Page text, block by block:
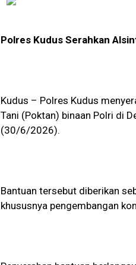
Polres Kudus Serahkan
Kudus – Polres Kudus
Tani (Poktan) binaan Polri di
(30/6/2026).
Bantuan tersebut diberikan
khususnya pengembangan